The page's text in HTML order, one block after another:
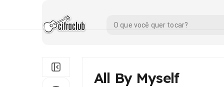
All By Myself